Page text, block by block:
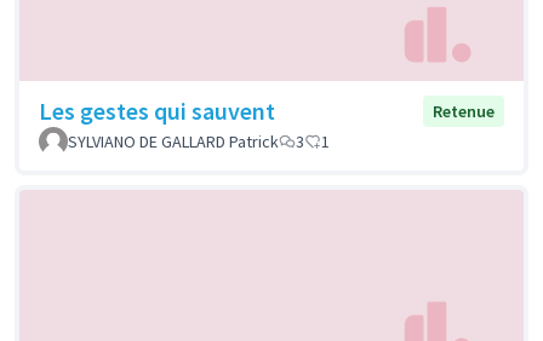
Les gestes qui sauvent
Retenue
SYLVIANO DE GALLARD Patrick
3 1